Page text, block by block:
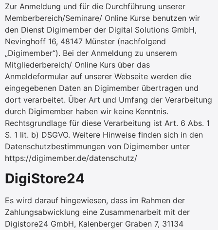
Zur Anmeldung und für die Durchführung unserer
Memberbereich/Seminare/ Online Kurse benutzen wir
den Dienst Digimember der Digital Solutions GmbH,
Nevinghoff 16, 48147 Münster (nachfolgend
„Digimember“). Bei der Anmeldung zu unserem
Mitgliederbereich/ Online Kurs über das
Anmeldeformular auf unserer Webseite werden die
eingegebenen Daten an Digimember übertragen und
dort verarbeitet. Über Art und Umfang der Verarbeitung
durch Digimember haben wir keine Kenntnis.
Rechtsgrundlage für diese Verarbeitung ist Art. 6 Abs. 1
S. 1 lit. b) DSGVO. Weitere Hinweise finden sich in den
Datenschutzbestimmungen von Digimember unter
https://digimember.de/datenschutz/
DigiStore24
Es wird darauf hingewiesen, dass im Rahmen der
Zahlungsabwicklung eine Zusammenarbeit mit der
Digistore24 GmbH, Kalenberger Graben 7, 31134